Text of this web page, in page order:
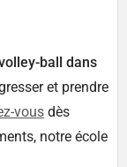
ball dans
et prendre
vous dès
notre école